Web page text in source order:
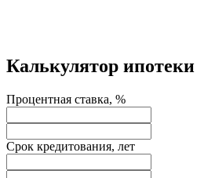
Калькулятор ипотеки
Процентная ставка, %
Срок кредитования, лет